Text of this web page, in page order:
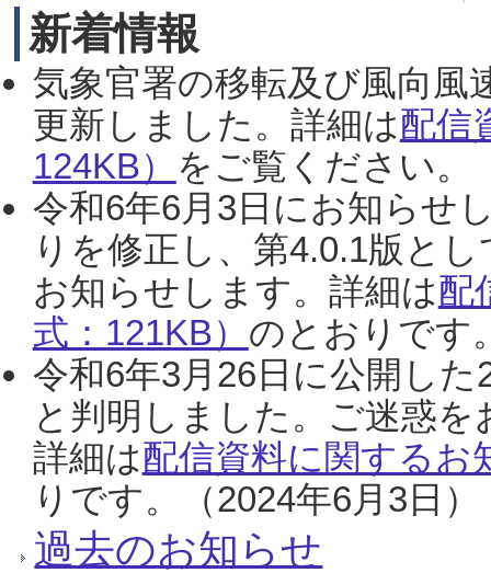
新着情報
気象官署の移転及び風向風
更新しました。詳細は配信
124KB） をご覧ください。
令和6年6月3日にお知らせ
りを修正し、第4.0.1版と
お知らせします。詳細は配
式：121KB） のとおりです
令和6年3月26日に公開し
と判明しました。ご迷惑
詳細は配信資料に関するお
りです。（2024年6月3日）
過去のお知らせ